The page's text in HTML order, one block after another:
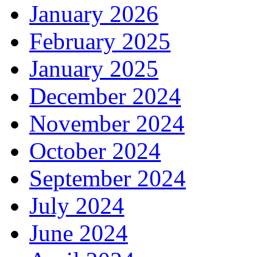
January 2026
February 2025
January 2025
December 2024
November 2024
October 2024
September 2024
July 2024
June 2024